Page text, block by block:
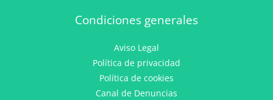
Condiciones generales
Aviso Legal
Política de privacidad
Política de cookies
Canal de Denuncias